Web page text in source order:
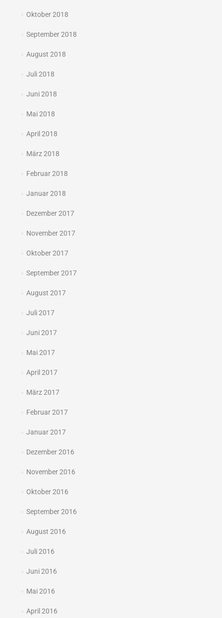
Oktober 2018
September 2018
August 2018
Juli 2018
Juni 2018
Mai 2018
April 2018
März 2018
Februar 2018
Januar 2018
Dezember 2017
November 2017
Oktober 2017
September 2017
August 2017
Juli 2017
Juni 2017
Mai 2017
April 2017
März 2017
Februar 2017
Januar 2017
Dezember 2016
November 2016
Oktober 2016
September 2016
August 2016
Juli 2016
Juni 2016
Mai 2016
April 2016